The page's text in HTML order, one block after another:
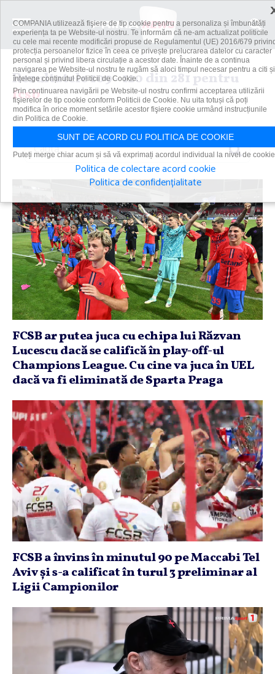
Rezultatele 109 - 120 din 281 pentru
fcsb
Caută
FCSB ar putea juca cu echipa lui Răzvan
Lucescu dacă se califică în play-off-ul
Champions League. Cu cine va juca în UEL
dacă va fi eliminată de Sparta Praga
FCSB a învins în minutul 90 pe Maccabi Tel
Aviv şi s-a calificat în turul 3 preliminar al
Ligii Campionilor
COMPANIA utilizează fişiere de tip cookie pentru a personaliza și îmbunătăți
experiența ta pe Website-ul nostru. Te informăm că ne-am actualizat politicile
cu cele mai recente modificări propuse de Regulamentul (UE) 2016/679
protecția persoanelor fizice în ceea ce privește prelucrarea datelor cu caracter
personal și privind libera circulație a acestor date. Înainte de a continua
navigarea pe Website-ul nostru te rugăm să aloci timpul necesar pentru a citi și
înțelege conținutul Politicii de Cookie.
Prin continuarea navigării pe Website-ul nostru confirmi acceptarea utilizării
fişierelor de tip cookie conform Politicii de Cookie. Nu uita totuși că poți
modifica în orice moment setările acestor fişiere cookie urmând instrucțiunile
din Politica de Cookie.
SUNT DE ACORD CU POLITICA DE COOKIE
Puteți merge chiar acum și să vă exprimați acordul individual la nivel de
Politica de colectare acord cookie
Politica de confidențialitate